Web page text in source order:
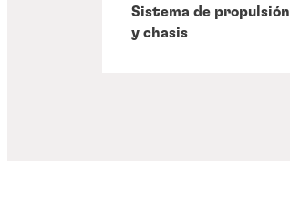
Sistema de propulsión
y chasis